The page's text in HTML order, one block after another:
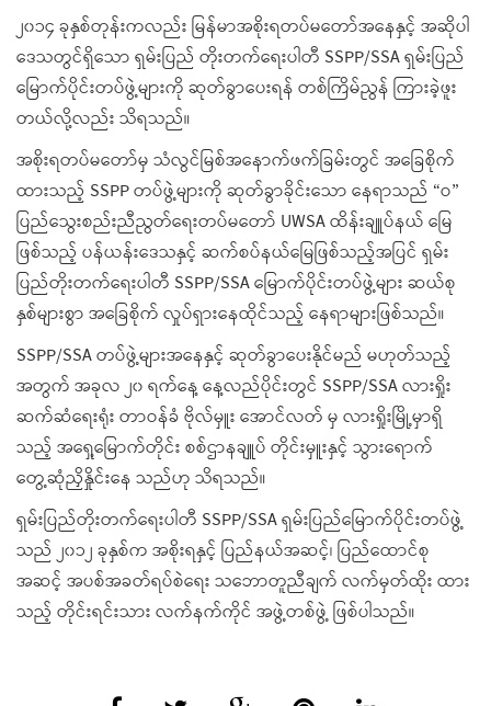
၂၀၁၄ ခုနှစ်တုန်းကလည်း မြန်မာအစိုးရတပ်မတော်အနေနှင့် အဆိုပါ
ဒေသတွင်ရှိသော ရှမ်းပြည် တိုးတက်ရေးပါတီ SSPP/SSA ရှမ်းပြည်
မြောက်ပိုင်းတပ်ဖွဲ့များကို ဆုတ်ခွာပေးရန် တစ်ကြိမ်ညွန် ကြားခဲ့ဖူး
တယ်လို့လည်း သိရသည်။
အစိုးရတပ်မတော်မှ သံလွင်မြစ်အနောက်ဖက်ခြမ်းတွင် အခြေစိုက်
ထားသည့် SSPP တပ်ဖွဲ့များကို ဆုတ်ခွာခိုင်းသော နေရာသည် “ဝ”
ပြည်သွေးစည်းညီညွတ်ရေးတပ်မတော် UWSA ထိန်းချူပ်နယ် မြေ
ဖြစ်သည့် ပန်ယန်းဒေသနှင့် ဆက်စပ်နယ်မြေဖြစ်သည့်အပြင် ရှမ်း
ပြည်တိုးတက်ရေးပါတီ SSPP/SSA မြောက်ပိုင်းတပ်ဖွဲ့များ ဆယ်စု
နှစ်များစွာ အခြေစိုက် လှုပ်ရှားနေထိုင်သည့် နေရာများဖြစ်သည်။
SSPP/SSA တပ်ဖွဲ့များအနေနှင့် ဆုတ်ခွာပေးနိုင်မည် မဟုတ်သည့်
အတွက် အခုလ ၂၀ ရက်နေ့ နေ့လည်ပိုင်းတွင် SSPP/SSA လားရှိုး
ဆက်ဆံရေးရုံး တာဝန်ခံ ဗိုလ်မှူး အောင်လတ် မှ လားရှိုးမြို့မှာရှိ
သည့် အရှေ့မြောက်တိုင်း စစ်ဌာနချူပ် တိုင်းမှူးနှင့် သွားရောက်
တွေ့ဆုံညှိနှိုင်းနေ သည်ဟု သိရသည်။
ရှမ်းပြည်တိုးတက်ရေးပါတီ SSPP/SSA ရှမ်းပြည်မြောက်ပိုင်းတပ်ဖွဲ့
သည် ၂၀၁၂ ခုနှစ်က အစိုးရနှင့် ပြည်နယ်အဆင့်၊ ပြည်ထောင်စု
အဆင့် အပစ်အခတ်ရပ်စဲရေး သဘောတူညီချက် လက်မှတ်ထိုး ထား
သည့် တိုင်းရင်းသား လက်နက်ကိုင် အဖွဲ့တစ်ဖွဲ့ ဖြစ်ပါသည်။